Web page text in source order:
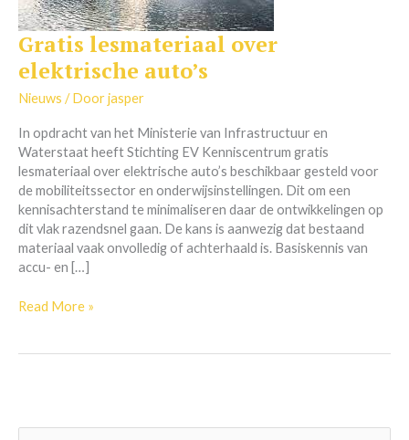
Gratis lesmateriaal over
elektrische auto’s
Nieuws / Doorjasper
In opdracht van het Ministerie van Infrastructuur en
Waterstaat heeft Stichting EV Kenniscentrum gratis
lesmateriaal over elektrische auto’s beschikbaar gesteld voor
de mobiliteitssector en onderwijsinstellingen. Dit om een
kennisachterstand te minimaliseren daar de ontwikkelingen op
dit vlak razendsnel gaan. De kans is aanwezig dat bestaand
materiaal vaak onvolledig of achterhaald is. Basiskennis van
accu- en […]
Gratis
lesmateriaal
over
elektrische
Read More »